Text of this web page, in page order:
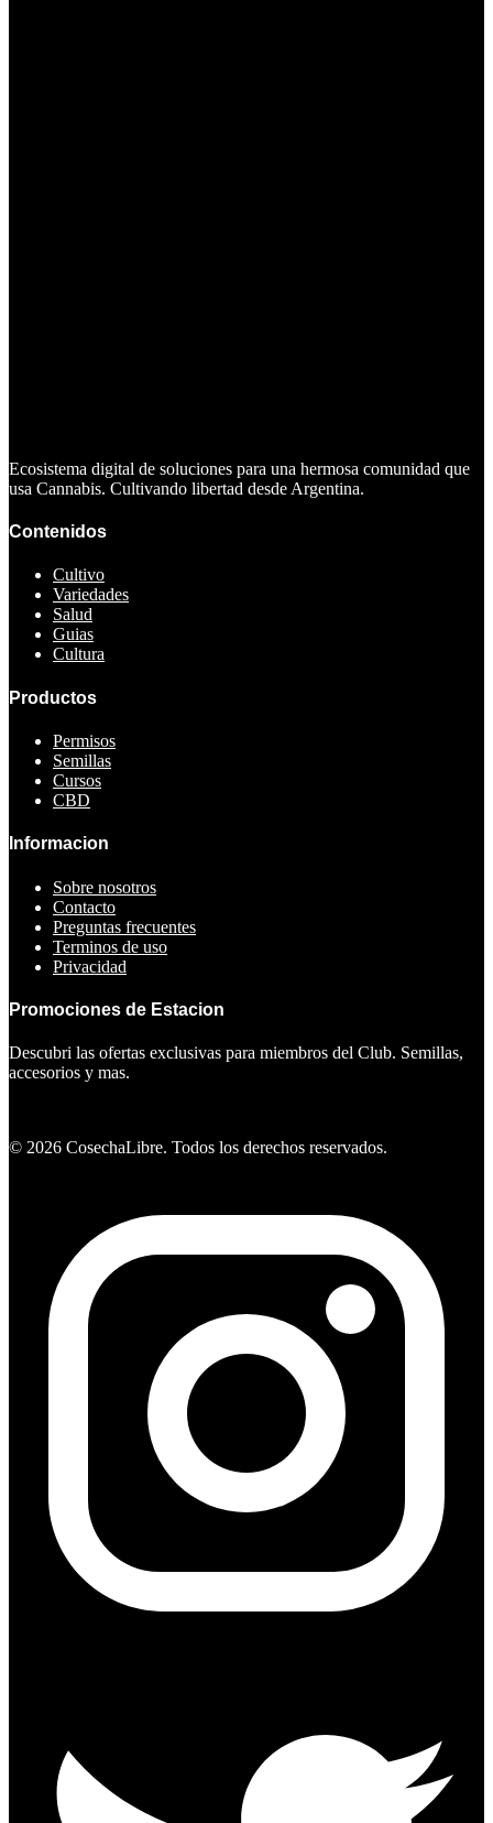
Ecosistema digital de soluciones para una hermosa comunidad que
usa Cannabis. Cultivando libertad desde Argentina.
Contenidos
Cultivo
Variedades
Salud
Guias
Cultura
Productos
Permisos
Semillas
Cursos
CBD
Informacion
Sobre nosotros
Contacto
Preguntas frecuentes
Terminos de uso
Privacidad
Promociones de Estacion
Descubri las ofertas exclusivas para miembros del Club. Semillas,
accesorios y mas.
© 2026 CosechaLibre. Todos los derechos reservados.